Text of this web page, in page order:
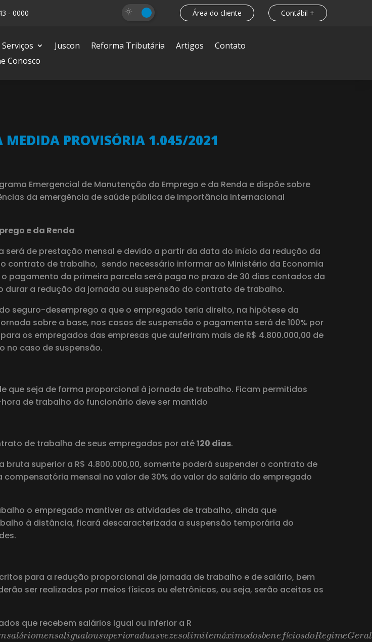
- 0000 Área do cliente Contábil +
Serviços Juscon Reforma Tributária Artigos
Contato
Conosco
MEDIDA PROVISÓRIA 1.045/2021
Emergencial de Manutenção do Emprego e da Renda e dispõe sobre
da emergência de saúde pública de importância internacional
e da Renda
será de prestação mensal e devido a partir da data do início da redução da
contrato de trabalho, sendo necessário informar ao Ministério da Economia
pagamento da primeira parcela será paga no prazo de 30 dias contados da
a redução da jornada ou suspensão do contrato de trabalho.
seguro-desemprego a que o empregado teria direito, na hipótese da
sobre a base, nos casos de suspensão o pagamento será de 100% por
os empregados das empresas que auferiram mais de R$ 4.800.000,00 de
no caso de suspensão.
que seja de forma proporcional à jornada de trabalho. Ficam permitidos
de trabalho do funcionário deve ser mantido
de trabalho de seus empregados por até120 dias.
superior a R$ 4.800.000,00, somente poderá suspender o contrato de
mensal no valor de 30% do valor do salário do empregado
o empregado mantiver as atividades de trabalho, ainda que
à distância, ficará descaracterizada a suspensão temporária do
para a redução proporcional de jornada de trabalho e de salário, bem
ser realizados por meios físicos ou eletrônicos, ou seja, serão aceitos os
que recebem salários igual ou inferior a R
á á í
epercebamsal áriome nsali gu alousu p er ra s z s m e á xi o os